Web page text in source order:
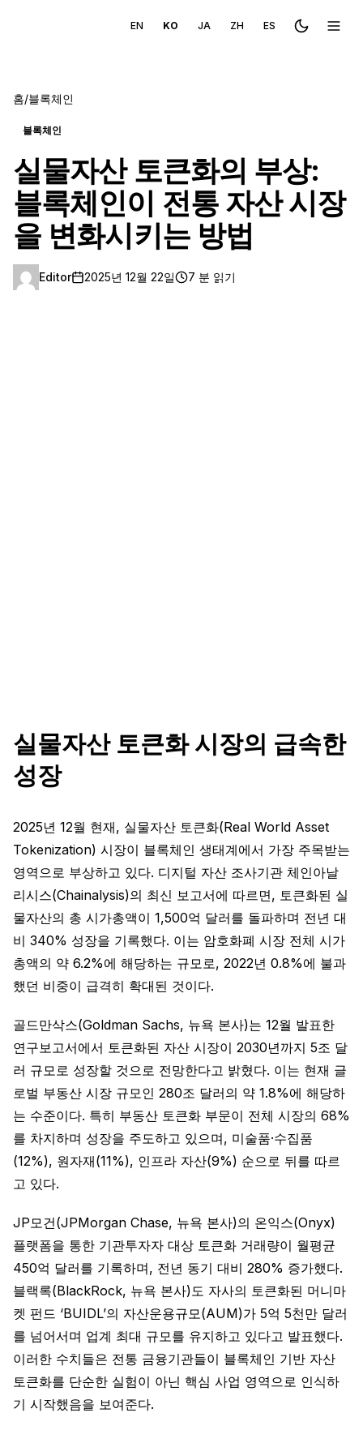
EN KO JA ZH ES Toggle메뉴
홈/블록체인
블록체인
실물자산 토큰화의 부상:
블록체인이 전통 자산 시장
을 변화시키는 방법
Editor 2025년 12월 22일 7 분 읽기
실물자산 토큰화 시장의 급속한
성장
2025년 12월 현재, 실물자산 토큰화(Real World Asset
Tokenization) 시장이 블록체인 생태계에서 가장 주목받는
영역으로 부상하고 있다. 디지털 자산 조사기관 체인아날
리시스(Chainalysis)의 최신 보고서에 따르면, 토큰화된 실
물자산의 총 시가총액이 1,500억 달러를 돌파하며 전년 대
비 340% 성장을 기록했다. 이는 암호화폐 시장 전체 시가
총액의 약 6.2%에 해당하는 규모로, 2022년 0.8%에 불과
했던 비중이 급격히 확대된 것이다.
골드만삭스(Goldman Sachs, 뉴욕 본사)는 12월 발표한
연구보고서에서 토큰화된 자산 시장이 2030년까지 5조 달
러 규모로 성장할 것으로 전망한다고 밝혔다. 이는 현재 글
로벌 부동산 시장 규모인 280조 달러의 약 1.8%에 해당하
는 수준이다. 특히 부동산 토큰화 부문이 전체 시장의 68%
를 차지하며 성장을 주도하고 있으며, 미술품·수집품
(12%), 원자재(11%), 인프라 자산(9%) 순으로 뒤를 따르
고 있다.
JP모건(JPMorgan Chase, 뉴욕 본사)의 온익스(Onyx)
플랫폼을 통한 기관투자자 대상 토큰화 거래량이 월평균
450억 달러를 기록하며, 전년 동기 대비 280% 증가했다.
블랙록(BlackRock, 뉴욕 본사)도 자사의 토큰화된 머니마
켓 펀드 ‘BUIDL’의 자산운용규모(AUM)가 5억 5천만 달러
를 넘어서며 업계 최대 규모를 유지하고 있다고 발표했다.
이러한 수치들은 전통 금융기관들이 블록체인 기반 자산
토큰화를 단순한 실험이 아닌 핵심 사업 영역으로 인식하
기 시작했음을 보여준다.